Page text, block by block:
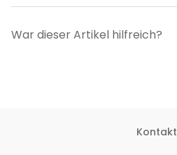
War dieser Artikel hilfreich?
Kontakt